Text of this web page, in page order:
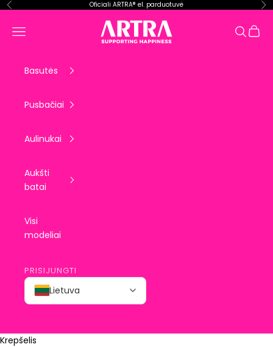
Pereiti prie turinio
Ankstesnis Oficiali ARTRA® el. parduotuvė
ARTRA EU
Meniu Paieška
Basutės
Pusbačiai
Aulinukai
Aukšti
batai
Visi
modeliai
PRISIJUNGTI
Lietuva
Krepšelis